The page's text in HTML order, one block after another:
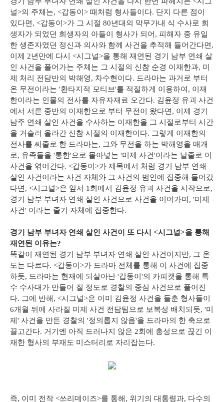
널>의 주체는, <갑동이> 때처럼 형사들이다. 단지 다른 점이
있다면, <갑동이>가 그 시절 80년대의 막무가내 식 수사로 희
생자가 되었던 희생자의 아들이 형사가 되어, 피해자 중 유일
한 생존자였던 정신과 의사와 함께 사건을 추적해 들어간다면,
이제 2년만에 다시 <시그널>을 통해 재연된 경기 남부 연쇄 살
인 사건을 풀어가는 주체는 그 시절의 신참 순경 이재한과, 미
제 처리 전담반의 박해영, 차수현이다. 드라마는 과거로 부터
온 무전이라는 '환타지적 모티브'를 적절하게 이용하여, 이재
한이라는 인물의 전사를 자유자재료 오간다. 김윤정 유괴 사건
에서 서른 중반의 이재한으로 부터 무전이 왔다면, 이제 경기
남주 연쇄 살인 사건을 수사하는 이재한을 그 시절로부터 시간
을 거슬러 올라간 신참 시절의 이재한이다. 그렇게 이재한의
전사를 씨줄로 한 드라마는, 그와 무전을 하는 박해영을 매개
로, 유족들을 '통한'으로 몰아넣는 '미제 사건'이라는 날줄로 이
사건을 엮어간다. <갑동이>가 제목에서 처럼 경기 남부 연쇄
살인 사건이라는 사건 자체와 그 사건의 범인에 집중해 들어갔
다면, <시그널>은 앞서 1회에서 김윤정 유괴 사건을 시작으로,
경기 남부 부녀자 연쇄 살인 사건으로 사건을 이어가며, '미제
사건' 이라는 줄기 자체에 집중한다.
경기 남부 부녀자 연쇄 살인 사건이 또 다시 <시그널>을 통해
재연된 이유는?
똑같이 재연된 경기 남부 부녀자 연쇄 살인 사건이지만, 그 온
도는 다르다. <갑동이>가 드라마 전체를 통해 이 사건에 집중
하듯, 드라마는 현재에 되살아난 '갑동이'의 카피캣을 통해 특
수 수사대가 만들어 질 정도로 경찰의 중심 사건으로 풀어진
다. 그에 반해, <시그널>은 이미 김윤정 사건을 들춘 형사들이
6개월 뒤에 사라질 미제 사건 전담팀으로 보복성 배치되듯, '미
제' 사건을 만든 경찰의 '정의롭지 않음'을 드라마의 한 축으로
끌고간다. 거기엔 아직 드러나지 않은 2회에 총성으로 끊긴 이
재한 형사의 부재도 미스터리로 자리잡는다.
즉, 이미 전작 <쓰리데이즈>를 통해, 위기의 대통령과, 다수의